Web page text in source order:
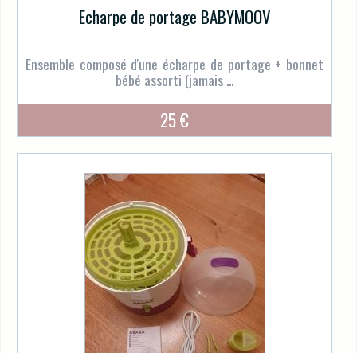
Echarpe de portage BABYMOOV
Ensemble composé d'une écharpe de portage + bonnet
bébé assorti (jamais ...
25 €